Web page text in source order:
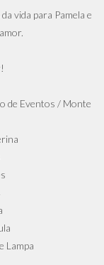
vida para Pamela e
de Eventos / Monte
Lampa